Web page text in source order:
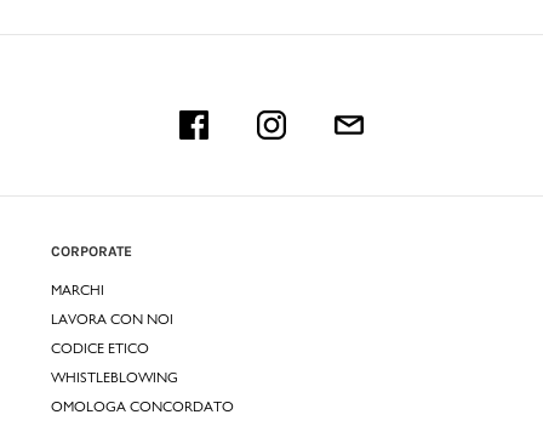
CORPORATE
MARCHI
LAVORA CON NOI
CODICE ETICO
WHISTLEBLOWING
OMOLOGA CONCORDATO